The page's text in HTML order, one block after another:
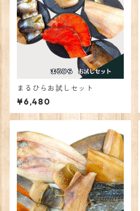
まるひらお試しセット
¥6,480